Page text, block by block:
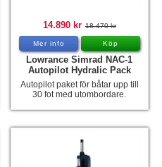
14.890 kr 18.470 kr
Mer info Köp
Lowrance Simrad NAC-1
Autopilot Hydralic Pack
Autopilot paket för båtar upp till
30 fot med utombordare.